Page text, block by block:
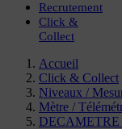
Recrutement
Click &
Collect
Accueil
Click & Collect
Niveaux /
Mètre /